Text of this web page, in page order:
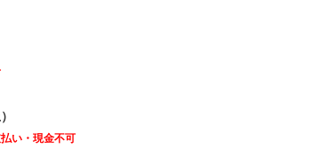
い・現金不可